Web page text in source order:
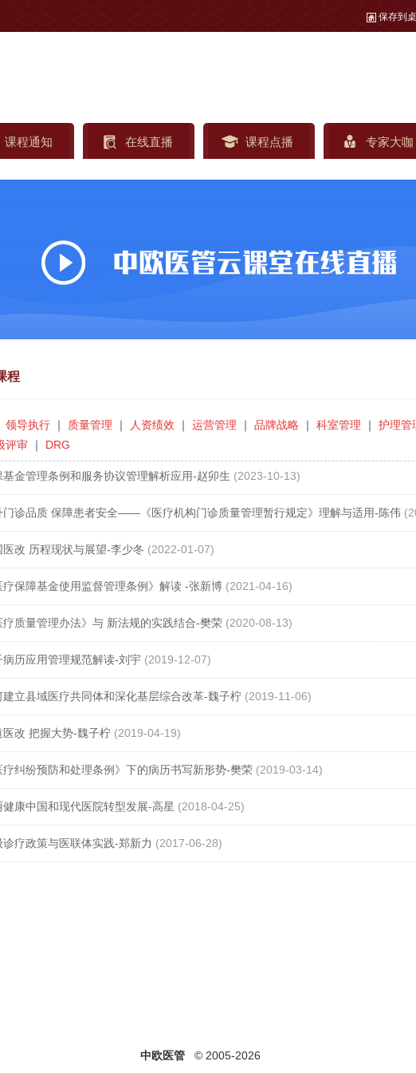
保存到
课程通知 在线直播 课程点播 专家大咖
程
领导执行 ｜ 质量管理 ｜ 人资绩效 ｜ 运营管理 ｜ 品牌战略 ｜ 科室管理 ｜ 护理管
评审 ｜ DRG
基金管理条例和服务协议管理解析应用-赵卯生 (2023-10-13)
门诊品质 保障患者安全——《医疗机构门诊质量管理暂行规定》理解与适用-陈伟
医改 历程现状与展望-李少冬 (2022-01-07)
疗保障基金使用监督管理条例》解读 -张新博 (2021-04-16)
疗质量管理办法》与 新法规的实践结合-樊荣 (2020-08-13)
病历应用管理规范解读-刘宇 (2019-12-07)
建立县域医疗共同体和深化基层综合改革-魏子柠 (2019-11-06)
医改 把握大势-魏子柠 (2019-04-19)
疗纠纷预防和处理条例》下的病历书写新形势-樊荣 (2019-03-14)
健康中国和现代医院转型发展-高星 (2018-04-25)
诊疗政策与医联体实践-郑新力 (2017-06-28)
中欧医管© 2005-2026